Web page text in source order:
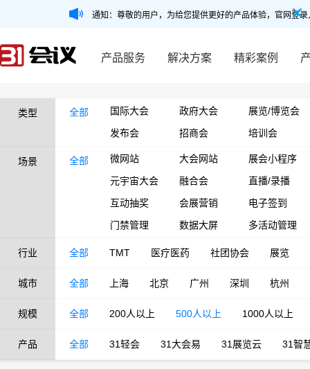
通知：尊敬的用户，为给您提供更好的产品体验，官网登
产品服务 解决方案 精彩案例
类型 全部 国际大会 政府大会
展览/博览会
发布会
招商会 培训会
场景 全部 微网站 大会网站
展会小程序
元宇宙大会
融合会
直播/录播
互动抽奖
会展营销
电子签到
门禁管理
数据大屏 多活动管理
行业 全部 TMT 医疗医药 社团协会 展览
城市 全部 上海 北京 广州 深圳 杭州
规模 全部 200人以上 500人以上 1000人以上
产品 全部 31轻会 31大会易 31展览云 31智